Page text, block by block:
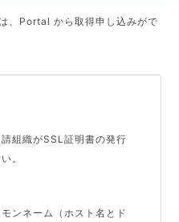
、Portal から取得申し込みがで
組織がSSL証明書の発行
。
ンネーム（ホスト名とド